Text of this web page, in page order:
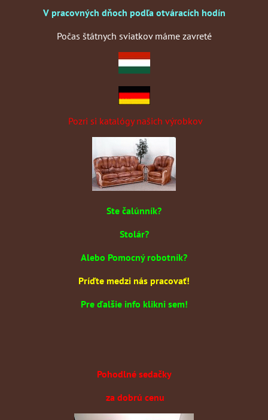
V pracovných dňoch podľa otváracích hodín
Počas štátnych sviatkov máme zavreté
Pozri si katalógy našich výrobkov
Ste čalúnník?
Stolár?
Alebo Pomocný robotník?
Príďte medzi nás pracovať!
Pre ďalšie info klikni sem!
Pohodlné sedačky
za dobrú cenu